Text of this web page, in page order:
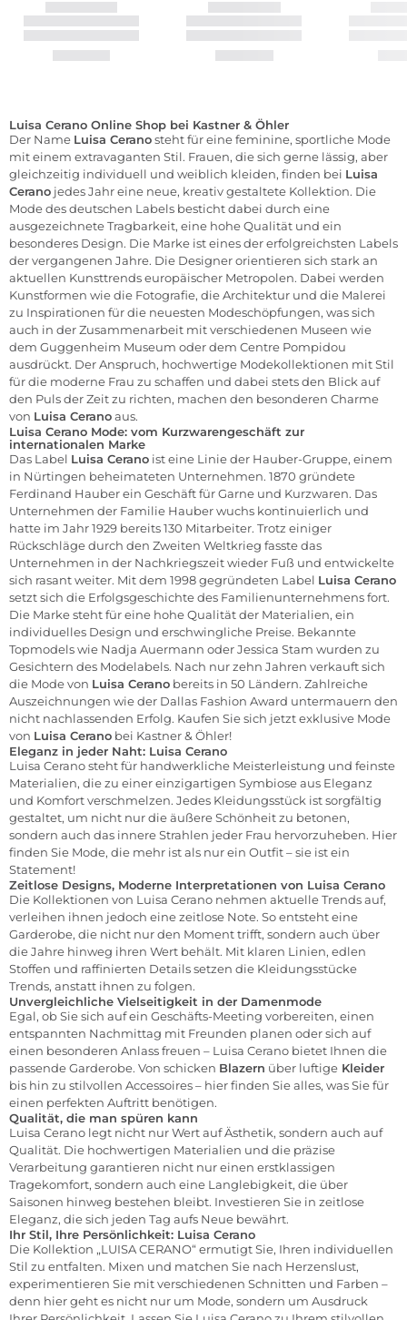
Luisa Cerano Online Shop bei Kastner & Öhler
Der Name Luisa Ceranosteht für eine feminine, sportliche Mode
mit einem extravaganten Stil. Frauen, die sich gerne lässig, aber
gleichzeitig individuell und weiblich kleiden, finden bei Luisa
Cerano jedes Jahr eine neue, kreativ gestaltete Kollektion. Die
Mode des deutschen Labels besticht dabei durch eine
ausgezeichnete Tragbarkeit, eine hohe Qualität und ein
besonderes Design. Die Marke ist eines der erfolgreichsten Labels
der vergangenen Jahre. Die Designer orientieren sich stark an
aktuellen Kunsttrends europäischer Metropolen. Dabei werden
Kunstformen wie die Fotografie, die Architektur und die Malerei
zu Inspirationen für die neuesten Modeschöpfungen, was sich
auch in der Zusammenarbeit mit verschiedenen Museen wie
dem Guggenheim Museum oder dem Centre Pompidou
ausdrückt. Der Anspruch, hochwertige Modekollektionen mit Stil
für die moderne Frau zu schaffen und dabei stets den Blick auf
den Puls der Zeit zu richten, machen den besonderen Charme
von Luisa Ceranoaus.
Luisa Cerano Mode: vom Kurzwarengeschäft zur
internationalen Marke
Das Label Luisa Cerano ist eine Linie der Hauber-Gruppe, einem
in Nürtingen beheimateten Unternehmen. 1870 gründete
Ferdinand Hauber ein Geschäft für Garne und Kurzwaren. Das
Unternehmen der Familie Hauber wuchs kontinuierlich und
hatte im Jahr 1929 bereits 130 Mitarbeiter. Trotz einiger
Rückschläge durch den Zweiten Weltkrieg fasste das
Unternehmen in der Nachkriegszeit wieder Fuß und entwickelte
sich rasant weiter. Mit dem 1998 gegründeten Label Luisa Cerano
setzt sich die Erfolgsgeschichte des Familienunternehmens fort.
Die Marke steht für eine hohe Qualität der Materialien, ein
individuelles Design und erschwingliche Preise. Bekannte
Topmodels wie Nadja Auermann oder Jessica Stam wurden zu
Gesichtern des Modelabels. Nach nur zehn Jahren verkauft sich
die Mode von Luisa Cerano bereits in 50 Ländern. Zahlreiche
Auszeichnungen wie der Dallas Fashion Award untermauern den
nicht nachlassenden Erfolg. Kaufen Sie sich jetzt exklusive Mode
von Luisa Cerano bei Kastner & Öhler!
Eleganz in jeder Naht: Luisa Cerano
Luisa Cerano steht für handwerkliche Meisterleistung und feinste
Materialien, die zu einer einzigartigen Symbiose aus Eleganz
und Komfort verschmelzen. Jedes Kleidungsstück ist sorgfältig
gestaltet, um nicht nur die äußere Schönheit zu betonen,
sondern auch das innere Strahlen jeder Frau hervorzuheben. Hier
finden Sie Mode, die mehr ist als nur ein Outfit – sie ist ein
Statement!
Zeitlose Designs, Moderne Interpretationen von Luisa Cerano
Die Kollektionen von Luisa Cerano nehmen aktuelle Trends auf,
verleihen ihnen jedoch eine zeitlose Note. So entsteht eine
Garderobe, die nicht nur den Moment trifft, sondern auch über
die Jahre hinweg ihren Wert behält. Mit klaren Linien, edlen
Stoffen und raffinierten Details setzen die Kleidungsstücke
Trends, anstatt ihnen zu folgen.
Unvergleichliche Vielseitigkeit in der Damenmode
Egal, ob Sie sich auf ein Geschäfts-Meeting vorbereiten, einen
entspannten Nachmittag mit Freunden planen oder sich auf
einen besonderen Anlass freuen – Luisa Cerano bietet Ihnen die
passende Garderobe. Von schicken Blazern über luftige Kleider
bis hin zu stilvollen Accessoires – hier finden Sie alles, was Sie für
einen perfekten Auftritt benötigen.
Qualität, die man spüren kann
Luisa Cerano legt nicht nur Wert auf Ästhetik, sondern auch auf
Qualität. Die hochwertigen Materialien und die präzise
Verarbeitung garantieren nicht nur einen erstklassigen
Tragekomfort, sondern auch eine Langlebigkeit, die über
Saisonen hinweg bestehen bleibt. Investieren Sie in zeitlose
Eleganz, die sich jeden Tag aufs Neue bewährt.
Ihr Stil, Ihre Persönlichkeit: Luisa Cerano
Die Kollektion „LUISA CERANO“ ermutigt Sie, Ihren individuellen
Stil zu entfalten. Mixen und matchen Sie nach Herzenslust,
experimentieren Sie mit verschiedenen Schnitten und Farben –
denn hier geht es nicht nur um Mode, sondern um Ausdruck